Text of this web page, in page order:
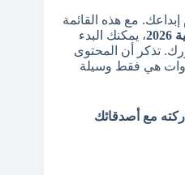
إبداعك. مع هذه القائمة
، يمكنك البدء
تذكر أن المحتوى
هي فقط وسيلة
مع أصدقائك